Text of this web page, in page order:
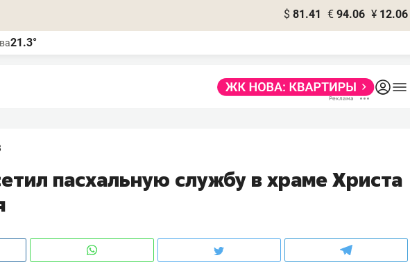
$ 81.41 € 94.06 ¥ 12.06
21.3°
пасхальную службу в храме Христа